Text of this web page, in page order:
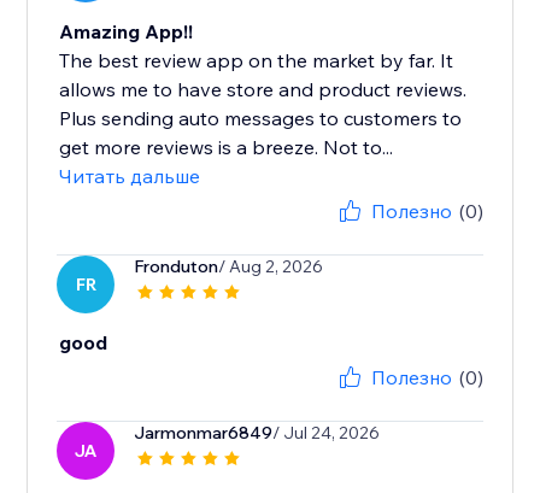
Amazing App!!
The best review app on the market by far. It
allows me to have store and product reviews.
Plus sending auto messages to customers to
get more reviews is a breeze. Not to...
Читать дальше
Полезно (0)
FR
Fronduton/ Aug 2, 2026
good
Полезно (0)
JA
Jarmonmar6849/ Jul 24, 2026